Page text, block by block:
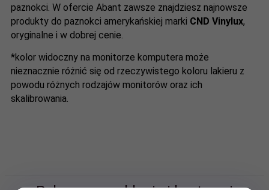
paznokci. W ofercie Abant zawsze znajdziesz najnowsze
produkty do paznokci amerykańskiej marki CND Vinylux,
oryginalne i w dobrej cenie.
*kolor widoczny na monitorze komputera może
nieznacznie różnić się od rzeczywistego koloru lakieru z
powodu różnych rodzajów monitorów oraz ich
skalibrowania.